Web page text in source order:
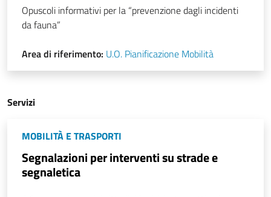
Opuscoli informativi per la “prevenzione dagli incidenti
da fauna”
Area di riferimento: U.O. Pianificazione Mobilità
Servizi
MOBILITÀ E TRASPORTI
Segnalazioni per interventi su strade e
segnaletica